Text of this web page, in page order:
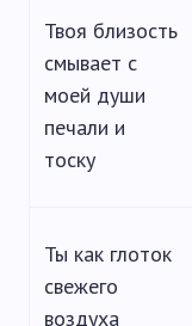
Твоя близость
смывает с
моей души
печали и
тоску
Ты как глоток
свежего
воздуха